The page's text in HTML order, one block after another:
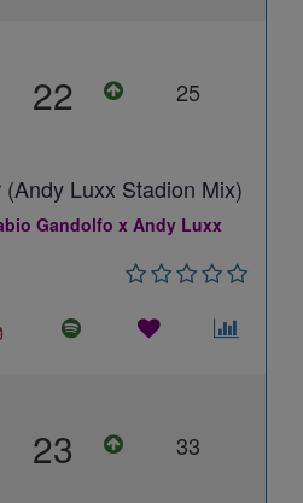
22 25
Luxx Stadion Mix)
Gandolfo x Andy Luxx
23 33